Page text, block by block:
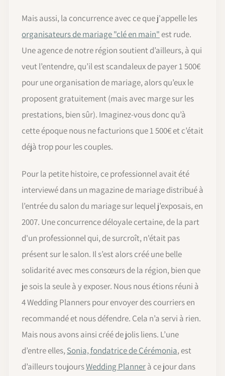
Mais aussi, la concurrence avec ce que j'appelle les
organisateurs de mariage "clé en main" est rude.
Une agence de notre région soutient d’ailleurs, à qui
veut l’entendre, qu’il est scandaleux de payer 1 500€
pour une organisation de mariage, alors qu’eux le
proposent gratuitement (mais avec marge sur les
prestations, bien sûr). Imaginez-vous donc qu’à
cette époque nous ne facturions que 1 500€ et c’était
déjà trop pour les couples.
Pour la petite histoire, ce professionnel avait été
interviewé dans un magazine de mariage distribué à
l’entrée du salon du mariage sur lequel j’exposais, en
2007. Une concurrence déloyale certaine, de la part
d'un professionnel qui, de surcroît, n'était pas
présent sur le salon. Il s’est alors créé une belle
solidarité avec mes consœurs de la région, bien que
je sois la seule à y exposer. Nous nous étions réuni à
4 Wedding Planners pour envoyer des courriers en
recommandé et nous défendre. Cela n’a servi à rien.
Mais nous avons ainsi créé de jolis liens. L’une
d’entre elles,Sonia, fondatrice de Cérémonia, est
d’ailleurs toujoursWedding Plannerà ce jour dans